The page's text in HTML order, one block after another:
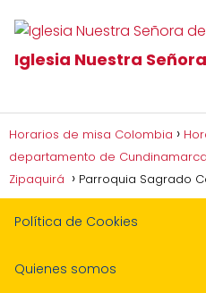
Iglesia Nuestra
Horarios de misa Colombia
departamento de Cundinamarca
Zipaquirá
Parroquia Sagrado
Política de Cookies
Quienes somos